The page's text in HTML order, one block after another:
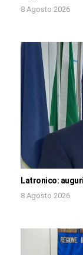
8 Agosto 2026
Latronico:
8 Agosto 2026